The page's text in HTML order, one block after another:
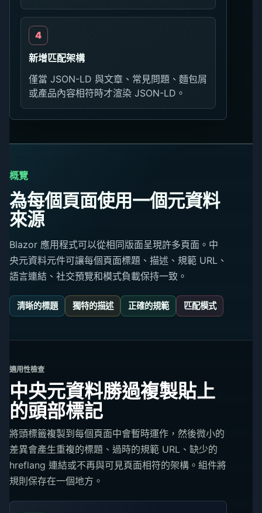
新增匹配架構
僅當 JSON-LD 與文章、常見問題、麵包屑
或產品內容相符時才渲染 JSON-LD。
概覽
為每個頁面使用一個元資料
來源
Blazor 應用程式可以從相同版面呈現許多頁面。中
央元資料元件可讓每個頁面標題、描述、規範 URL、
語言連結、社交預覽和模式負載保持一致。
清晰的標題 獨特的描述 正確的規範 匹配模式
適用性檢查
中央元資料勝過複製貼上
的頭部標記
將頭標籤複製到每個頁面中會暫時運作，然後微小的
差異會產生重複的標題、過時的規範 URL、缺少的
hreflang 連結或不再與可見頁面相符的架構。組件將
規則保存在一個地方。